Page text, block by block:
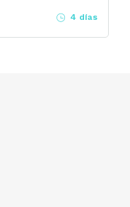
4 días